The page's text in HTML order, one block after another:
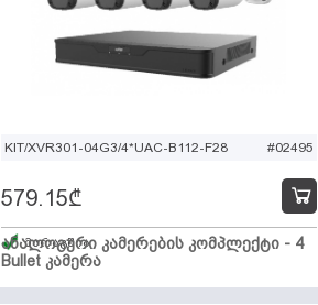
KIT/XVR301-04G3/4*UAC-B112-F28 #02495
ანალოგური კამერების კომპლექტი - 4
Bullet კამერა
579.15₾
მარაგშია